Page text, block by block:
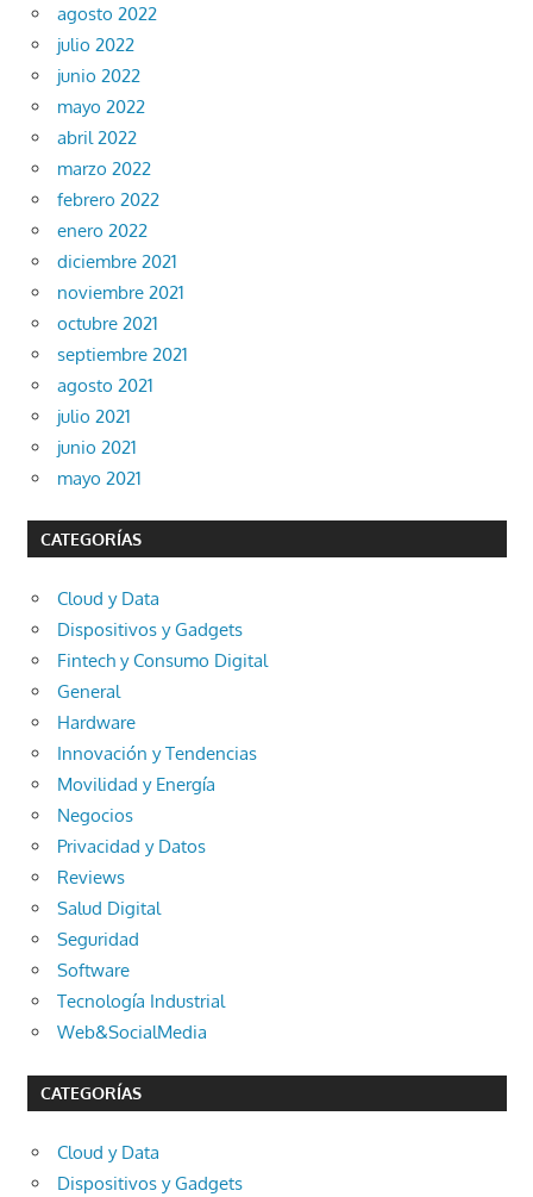
agosto 2022
julio 2022
junio 2022
mayo 2022
abril 2022
marzo 2022
febrero 2022
enero 2022
diciembre 2021
noviembre 2021
octubre 2021
septiembre 2021
agosto 2021
julio 2021
junio 2021
mayo 2021
CATEGORÍAS
Cloud y Data
Dispositivos y Gadgets
Fintech y Consumo Digital
General
Hardware
Innovación y Tendencias
Movilidad y Energía
Negocios
Privacidad y Datos
Reviews
Salud Digital
Seguridad
Software
Tecnología Industrial
Web&SocialMedia
CATEGORÍAS
Cloud y Data
Dispositivos y Gadgets